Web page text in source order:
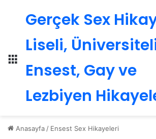
Gerçek Sex
Liseli,
Ensest, Gay ve
Lezbiyen
Anasayfa / Ensest Sex Hikayeleri